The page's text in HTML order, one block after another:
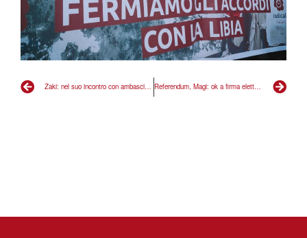
Zaki: nel suo incontro con ambasciatore egiziano Garavaglia ha posto tema diritti? Referendum, Magi: ok a firma elettronica da subito, rivoluzione per diritti dei cittadini